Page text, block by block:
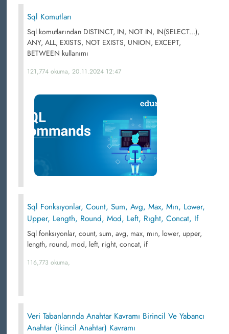
Sql Komutları
Sql komutlarından DISTINCT, IN, NOT IN, IN(SELECT...),
ANY, ALL, EXISTS, NOT EXISTS, UNION, EXCEPT,
BETWEEN kullanımı
121,774 okuma, 20.11.2024 12:47
Sql Fonksıyonlar, Count, Sum, Avg, Max, Mın, Lower,
Upper, Length, Round, Mod, Left, Rıght, Concat, If
Sql fonksıyonlar, count, sum, avg, max, mın, lower, upper,
length, round, mod, left, right, concat, if
116,773 okuma,
Veri Tabanlarında Anahtar Kavramı Birincil Ve Yabancı
Anahtar (İkincil Anahtar) Kavramı